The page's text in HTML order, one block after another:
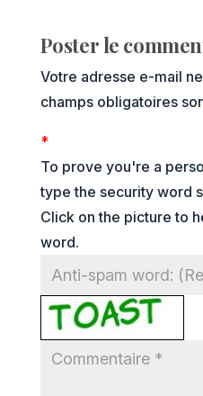
Poster le
Votre adresse e-mail
champs obligatoires
*
To prove you're a
type the security word
Click on the picture to
word.